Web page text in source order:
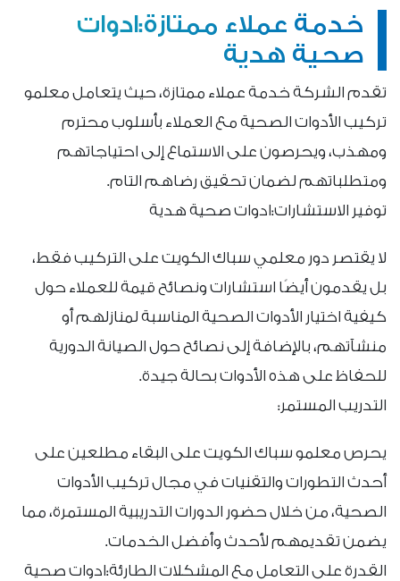
خدمة عملاء ممتازة:ادوات
صحية هدية
تقدم الشركة خدمة عملاء ممتازة، حيث يتعامل معلمو
تركيب الأدوات الصحية مع العملاء بأسلوب محترم
ومهذب، ويحرصون على الاستماع إلى احتياجاتهم
ومتطلباتهم لضمان تحقيق رضاهم التام.
توفير الاستشارات:ادوات صحية هدية
لا يقتصر دور معلمي سباك الكويت على التركيب فقط،
بل يقدمون أيضًا استشارات ونصائح قيمة للعملاء حول
كيفية اختيار الأدوات الصحية المناسبة لمنازلهم أو
منشآتهم، بالإضافة إلى نصائح حول الصيانة الدورية
للحفاظ على هذه الأدوات بحالة جيدة.
التدريب المستمر:
يحرص معلمو سباك الكويت على البقاء مطلعين على
أحدث التطورات والتقنيات في مجال تركيب الأدوات
الصحية، من خلال حضور الدورات التدريبية المستمرة، مما
يضمن تقديمهم لأحدث وأفضل الخدمات.
القدرة على التعامل مع المشكلات الطارئة:ادوات صحية